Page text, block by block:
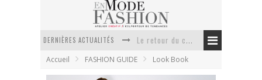
DERNIÈRES ACTUALITÉS
Le retour du cachemire version casual
Accueil FASHION GUIDE Look Book